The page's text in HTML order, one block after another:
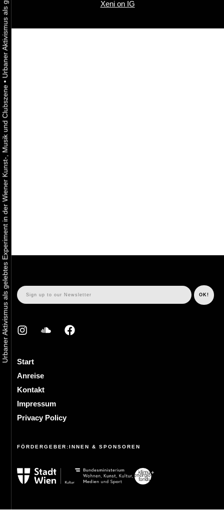
Urbaner Aktivismus als gelebtes Experiment in der Wiener Kunst-, Musik und Clubszene
•
Xeni on IG
Start
Anreise
Kontakt
Impressum
Privacy Policy
FÖRDERGEBER:INNEN & SPONSOREN